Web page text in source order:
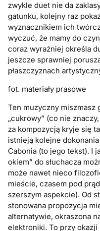
zwykle duet nie da
gatunku, kolejny raz
wyznacznikiem ich
wyczuć, że mamy do
coraz wyraźniej określa
jeszcze sprawniej
płaszczyznach
fot. materiały prasowe
Ten muzyczny miszmasz
„cukrowy” (co nie
za kompozycją kryje się
istnieją kolejne
Cabonia (to jego tekst). I
okiem” do słuchacza
może nawet nieco
mieście, czasem pod
szerszym aspekcie). Od
stonowana propozycja
alternatywie, okraszona
elektroniki. To przy